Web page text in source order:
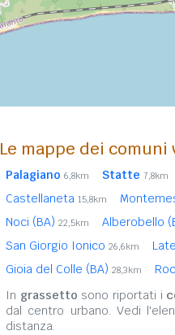
Le mappe dei comuni
Palagiano 6,8km Statte 7,8km
Castellaneta 15,8km
Noci (BA) 22,5km Alberobello
San Giorgio Ionico 26,6km
Gioia del Colle (BA) 28,3km
In grassetto sono riportati i
dal centro urbano. Vedi
distanza.